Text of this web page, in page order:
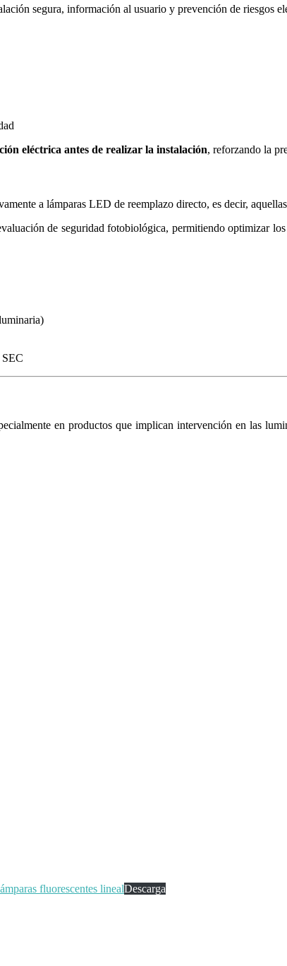
segura, información al usuario y prevención de riesgos
eléctrica antes de realizar la instalación, reforzando la
a lámparas LED de reemplazo directo, es decir,
de seguridad fotobiológica, permitiendo optimizar
en productos que implican intervención en las
fluorescentes linealDescarga